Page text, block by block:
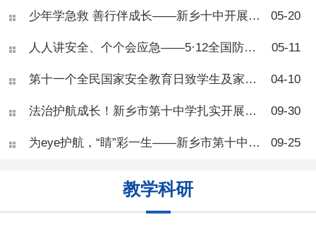
学习氛围浓厚。 王医师总
结了青少年肥胖三大诱因：高
动、睡眠不足扰乱身体激素。
机、熬夜等日常习惯，都会造
肪堆积。 针对体重管理，
专家
少年学急救 善行伴成长——新乡十中开展校园应急自救互救专项培训 05-20
人人讲安全、个个会应急——5·12全国防灾减灾日致家长的一封信 05-11
第十一个全民国家安全教育日致学生及家长的一封信 04-10
法治护航成长！新乡市第十中学扎实开展秋季法治宣传周活动 09-30
为eye护航，“睛”彩一生——新乡市第十中学健康教育“爱眼护眼”活动 09-25
教学科研